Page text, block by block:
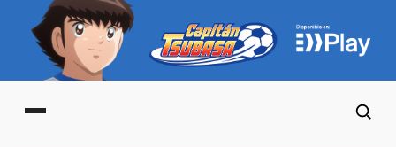
Main menu